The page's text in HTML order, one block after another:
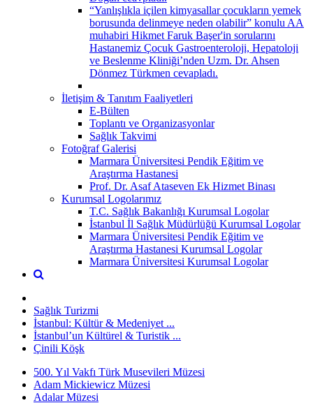
“Yanlışlıkla içilen kimyasallar çocukların yemek
borusunda delinmeye neden olabilir” konulu AA
muhabiri Hikmet Faruk Başer'in sorularını
Hastanemiz Çocuk Gastroenteroloji, Hepatoloji
ve Beslenme Kliniği’nden Uzm. Dr. Ahsen
Dönmez Türkmen cevapladı.
İletişim & Tanıtım Faaliyetleri
E-Bülten
Toplantı ve Organizasyonlar
Sağlık Takvimi
Fotoğraf Galerisi
Marmara Üniversitesi Pendik Eğitim ve
Araştırma Hastanesi
Prof. Dr. Asaf Ataseven Ek Hizmet Binası
Kurumsal Logolarımız
T.C. Sağlık Bakanlığı Kurumsal Logolar
İstanbul İl Sağlık Müdürlüğü Kurumsal Logolar
Marmara Üniversitesi Pendik Eğitim ve
Araştırma Hastanesi Kurumsal Logolar
Marmara Üniversitesi Kurumsal Logolar
Sağlık Turizmi
İstanbul: Kültür & Medeniyet ...
İstanbul’un Kültürel & Turistik ...
Çinili Köşk
500. Yıl Vakfı Türk Musevileri Müzesi
Adam Mickiewicz Müzesi
Adalar Müzesi